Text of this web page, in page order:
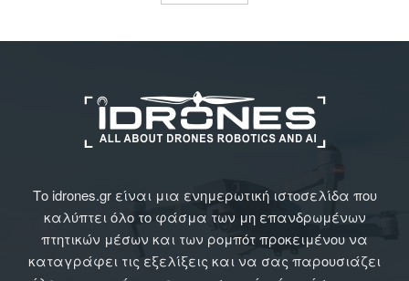
Το idrones.gr είναι μια ενημερωτική ιστοσελίδα που
καλύπτει όλο το φάσμα των μη επανδρωμένων
πτητικών μέσων και των ρομπότ προκειμένου να
καταγράφει τις εξελίξεις και να σας παρουσιάζει